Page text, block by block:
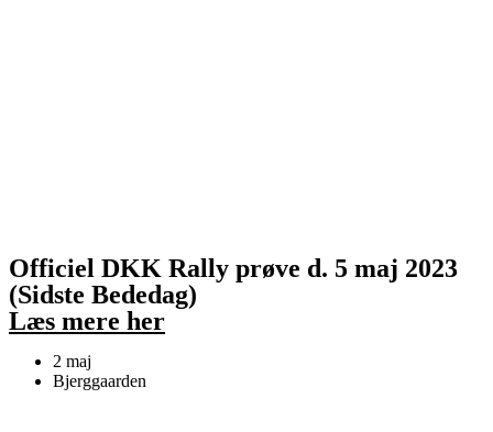
Officiel DKK Rally prøve d. 5 maj 2023
(Sidste Bededag)
Læs mere her
2 maj
Bjerggaarden